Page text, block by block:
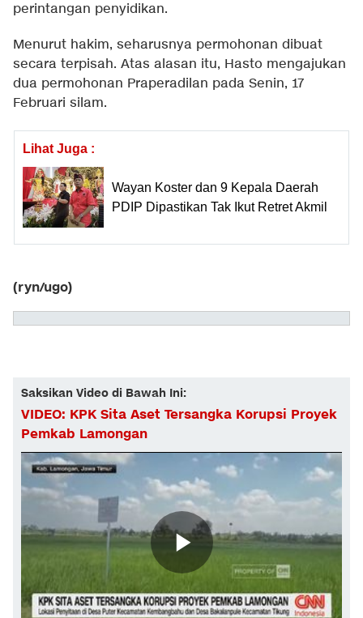
perintangan penyidikan.
Menurut hakim, seharusnya permohonan dibuat
secara terpisah. Atas alasan itu, Hasto mengajukan
dua permohonan Praperadilan pada Senin, 17
Februari silam.
Lihat Juga :
Wayan Koster dan 9 Kepala Daerah
PDIP Dipastikan Tak Ikut Retret Akmil
(ryn/ugo)
Saksikan Video di Bawah Ini:
VIDEO: KPK Sita Aset Tersangka Korupsi Proyek
Pemkab Lamongan